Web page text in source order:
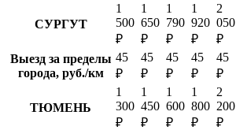
СУРГУТ
1
500
₽
1
650
₽
1
790
₽
1
920
₽
2
050
₽
Выезд за пределы
города, руб./км
45
₽
45
₽
45
₽
45
₽
45
₽
ТЮМЕНЬ
1
300
₽
1
450
₽
1
600
₽
1
800
₽
2
200
₽